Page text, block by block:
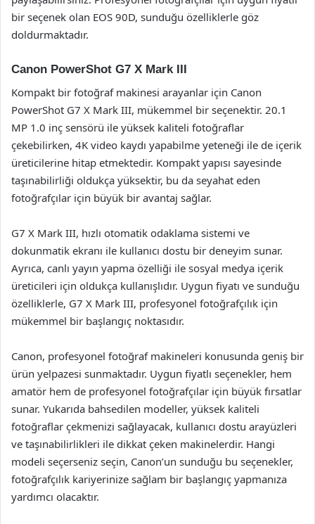
bir seçenek olan EOS 90D, sunduğu özelliklerle göz
doldurmaktadır.
Canon PowerShot G7 X Mark III
Kompakt bir fotoğraf makinesi arayanlar için Canon
PowerShot G7 X Mark III, mükemmel bir seçenektir. 20.1
MP 1.0 inç sensörü ile yüksek kaliteli fotoğraflar
çekebilirken, 4K video kaydı yapabilme yeteneği ile de içerik
üreticilerine hitap etmektedir. Kompakt yapısı sayesinde
taşınabilirliği oldukça yüksektir, bu da seyahat eden
fotoğrafçılar için büyük bir avantaj sağlar.
G7 X Mark III, hızlı otomatik odaklama sistemi ve
dokunmatik ekranı ile kullanıcı dostu bir deneyim sunar.
Ayrıca, canlı yayın yapma özelliği ile sosyal medya içerik
üreticileri için oldukça kullanışlıdır. Uygun fiyatı ve sunduğu
özelliklerle, G7 X Mark III, profesyonel fotoğrafçılık için
mükemmel bir başlangıç noktasıdır.
Canon, profesyonel fotoğraf makineleri konusunda geniş bir
ürün yelpazesi sunmaktadır. Uygun fiyatlı seçenekler, hem
amatör hem de profesyonel fotoğrafçılar için büyük fırsatlar
sunar. Yukarıda bahsedilen modeller, yüksek kaliteli
fotoğraflar çekmenizi sağlayacak, kullanıcı dostu arayüzleri
ve taşınabilirlikleri ile dikkat çeken makinelerdir. Hangi
modeli seçerseniz seçin, Canon’un sunduğu bu seçenekler,
fotoğrafçılık kariyerinize sağlam bir başlangıç yapmanıza
yardımcı olacaktır.